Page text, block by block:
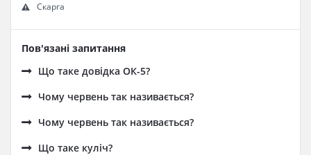
Скарга
Пов'язані запитання
Що таке довідка ОК-5?
Чому червень так називається?
Чому червень так називається?
Що таке куліч?